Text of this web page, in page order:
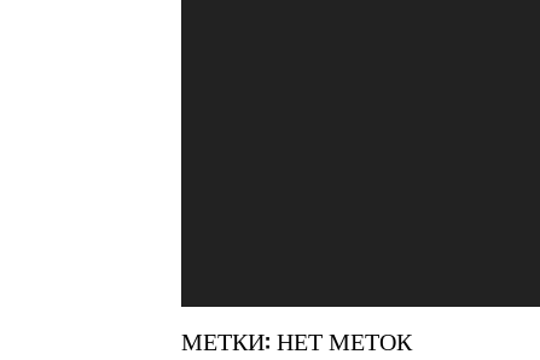
МЕТКИ: НЕТ МЕТОК